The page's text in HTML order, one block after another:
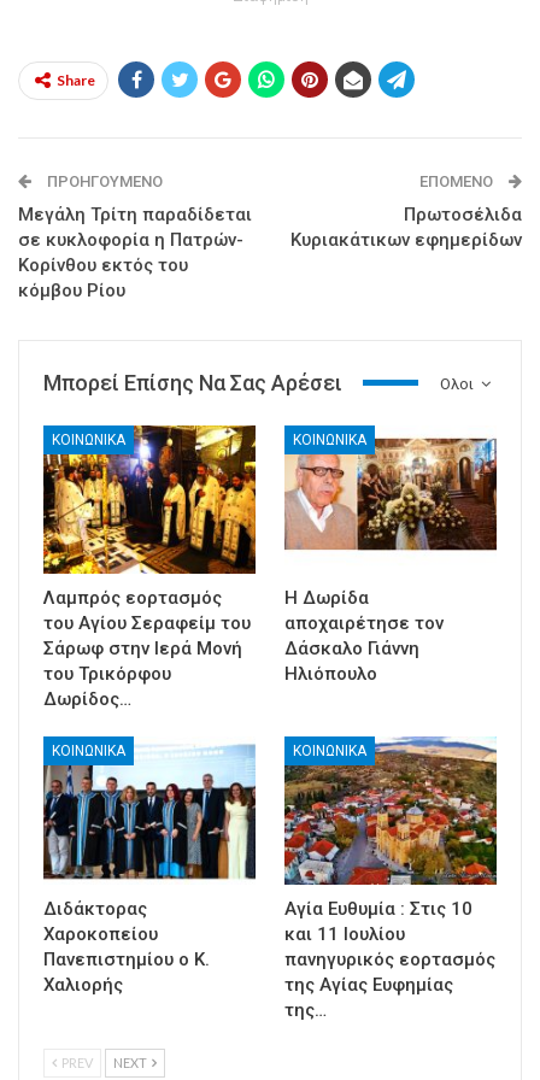
Share
ΠΡΟΗΓΟΎΜΕΝΟ
Μεγάλη Τρίτη παραδίδεται
σε κυκλοφορία η Πατρών-
Κορίνθου εκτός του
κόμβου Ρίου
ΕΠΌΜΕΝΟ
Πρωτοσέλιδα
Κυριακάτικων εφημερίδων
Ολοι
Μπορεί Επίσης Να Σας Αρέσει
ΚΟΙΝΩΝΙΚΑ
Λαμπρός εορτασμός
του Αγίου Σεραφείμ του
Σάρωφ στην Ιερά Μονή
του Τρικόρφου
Δωρίδος…
ΚΟΙΝΩΝΙΚΑ
Η Δωρίδα
αποχαιρέτησε τον
Δάσκαλο Γιάννη
Ηλιόπουλο
ΚΟΙΝΩΝΙΚΑ
Διδάκτορας
Χαροκοπείου
Πανεπιστημίου ο Κ.
Χαλιορής
ΚΟΙΝΩΝΙΚΑ
Αγία Ευθυμία : Στις 10
και 11 Ιουλίου
πανηγυρικός εορτασμός
της Αγίας Ευφημίας
της…
PREV NEXT